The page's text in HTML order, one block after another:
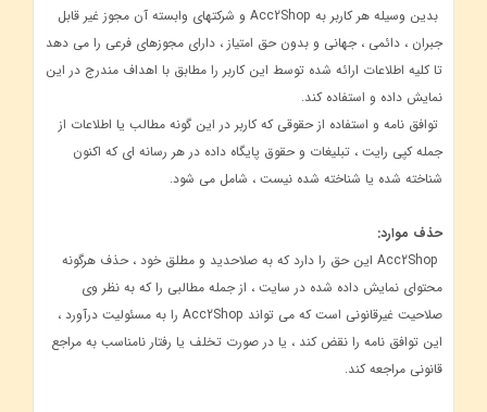
بدین وسیله هر کاربر به Acc2Shop و شرکتهای وابسته آن مجوز غیر قابل
جبران ، دائمی ، جهانی و بدون حق امتیاز ، دارای مجوزهای فرعی را می دهد
تا کلیه اطلاعات ارائه شده توسط این کاربر را مطابق با اهداف مندرج در این
نمایش داده و استفاده کند.
توافق نامه و استفاده از حقوقی که کاربر در این گونه مطالب یا اطلاعات از
جمله کپی رایت ، تبلیغات و حقوق پایگاه داده در هر رسانه ای که اکنون
شناخته شده یا شناخته شده نیست ، شامل می شود.
حذف موارد:
Acc2Shop این حق را دارد که به صلاحدید و مطلق خود ، حذف هرگونه
محتوای نمایش داده شده در سایت ، از جمله مطالبی را که به نظر وی
صلاحیت غیرقانونی است که می تواند Acc2Shop را به مسئولیت درآورد ،
این توافق نامه را نقض کند ، یا در صورت تخلف یا رفتار نامناسب به مراجع
قانونی مراجعه کند.